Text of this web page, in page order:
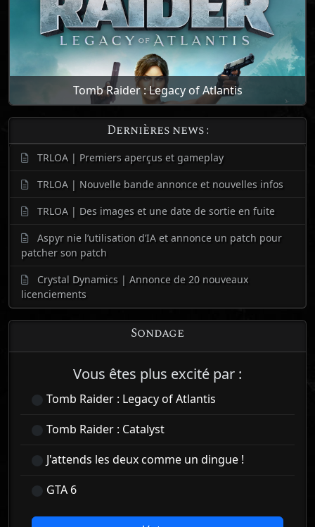
Tomb Raider : Legacy of Atlantis
Dernières news :
TRLOA | Premiers aperçus et gameplay
TRLOA | Nouvelle bande annonce et nouvelles infos
TRLOA | Des images et une date de sortie en fuite
Aspyr nie l’utilisation d’IA et annonce un patch pour
patcher son patch
Crystal Dynamics | Annonce de 20 nouveaux
licenciements
Sondage
Vous êtes plus excité par :
Tomb Raider : Legacy of Atlantis
Tomb Raider : Catalyst
J'attends les deux comme un dingue !
GTA 6